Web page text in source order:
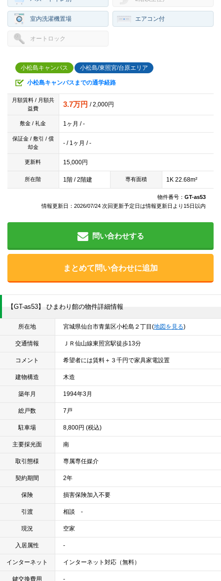
室内洗濯機置場 エアコン付
オートロック
小松島キャンパス 小松島/東照宮/台原エリア
小松島キャンパスまでの通学経路
月額賃料 / 月額共
益費
3.7万円 / 2,000円
敷金 / 礼金 1ヶ月 / -
保証金 / 敷引 / 償
却金
- / 1ヶ月 / -
更新料 15,000円
所在階 1階 / 2階建 専有面積 1K 22.68m²
物件番号： GT-as53
情報更新日：2026/07/24 次回更新予定日は情報更新日より15日以内
問い合わせする
まとめて問い合わせに追加
【GT-as53】 ひまわり館の物件詳細情報
所在地 宮城県仙台市青葉区小松島２丁目(地図を見る)
交通情報 ＪＲ仙山線東照宮駅徒歩13分
コメント 希望者には賃料＋３千円で家具家電設置
建物構造 木造
築年月 1994年3月
総戸数 7戸
駐車場 8,800円 (税込)
主要採光面 南
取引態様 専属専任媒介
契約期間 2年
保険 損害保険加入不要
引渡 相談 -
現況 空家
入居属性 -
インターネット インターネット対応（無料）
鍵交換費用 -